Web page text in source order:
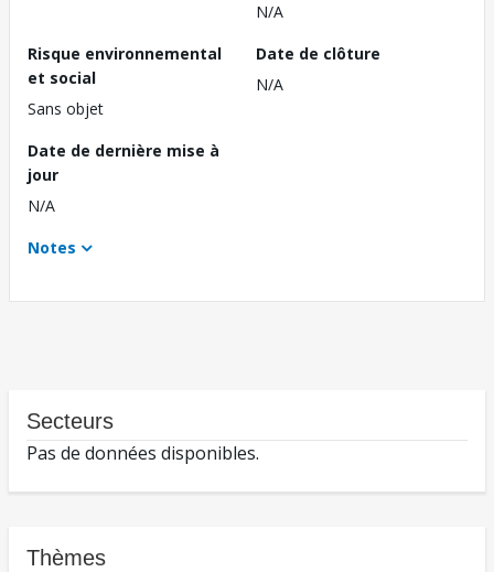
N/A
Risque environnemental
et social
Sans objet
Date de clôture
N/A
Date de dernière mise à
jour
N/A
Notes
Secteurs
Pas de données disponibles.
Thèmes